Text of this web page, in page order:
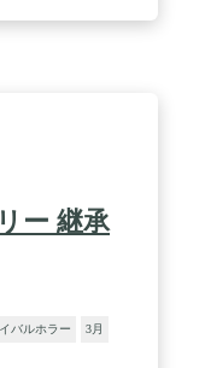
ー 継承
バルホラー 3月